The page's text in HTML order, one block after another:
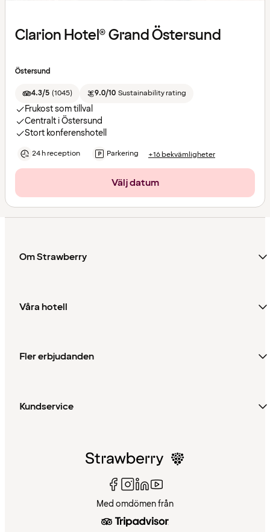
Clarion Hotel® Grand Östersund
Östersund
4.3/5 (1045) 9.0/10 Sustainability rating
Frukost som tillval
Centralt i Östersund
Stort konferenshotell
24 h reception Parkering +16 bekvämligheter
Välj datum
Om Strawberry
Våra hotell
Fler erbjudanden
Kundservice
Med omdömen från